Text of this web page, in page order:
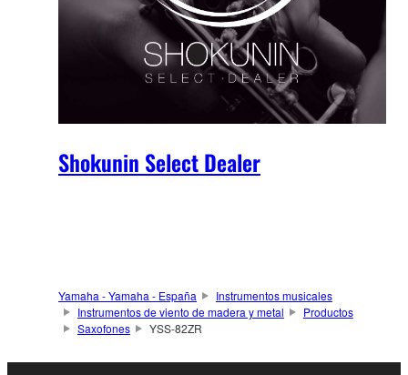
Shokunin Select Dealer
Yamaha - Yamaha - España
Instrumentos musicales
Instrumentos de viento de madera y metal
Productos
Saxofones
YSS-82ZR